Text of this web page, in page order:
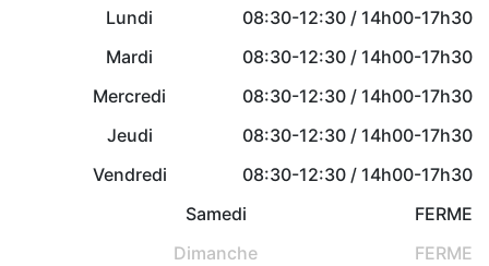
Lundi
08:30-12:30 / 14h00-17h30
Mardi
08:30-12:30 / 14h00-17h30
Mercredi
08:30-12:30 / 14h00-17h30
Jeudi
08:30-12:30 / 14h00-17h30
Vendredi
08:30-12:30 / 14h00-17h30
Samedi
FERME
Dimanche
FERME